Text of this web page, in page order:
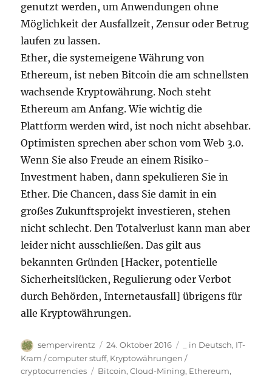
genutzt werden, um Anwendungen ohne
Möglichkeit der Ausfallzeit, Zensur oder Betrug
laufen zu lassen.
Ether, die systemeigene Währung von
Ethereum, ist neben Bitcoin die am schnellsten
wachsende Kryptowährung. Noch steht
Ethereum am Anfang. Wie wichtig die
Plattform werden wird, ist noch nicht absehbar.
Optimisten sprechen aber schon vom Web 3.0.
Wenn Sie also Freude an einem Risiko-
Investment haben, dann spekulieren Sie in
Ether. Die Chancen, dass Sie damit in ein
großes Zukunftsprojekt investieren, stehen
nicht schlecht. Den Totalverlust kann man aber
leider nicht ausschließen. Das gilt aus
bekannten Gründen [Hacker, potentielle
Sicherheitslücken, Regulierung oder Verbot
durch Behörden, Internetausfall] übrigens für
alle Kryptowährungen.
Autor
sempervirentz
Veröffentlicht
am
24. Oktober 2016 Kategorien
_ in Deutsch, IT-
Kram / computer stuff, Kryptowährungen /
cryptocurrencies
Schlagwörter
Bitcoin,Cloud-Mining, Ethereum,